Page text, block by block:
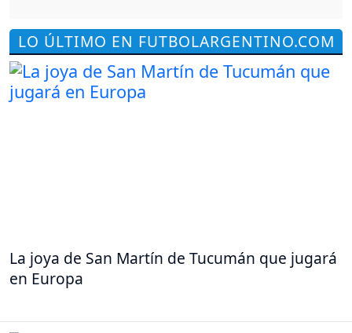
LO ÚLTIMO EN FUTBOLARGENTINO.COM
La joya de San Martín de Tucumán que jugará
en Europa